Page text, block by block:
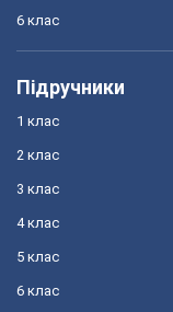
6 клас
Підручники
1 клас
2 клас
3 клас
4 клас
5 клас
6 клас